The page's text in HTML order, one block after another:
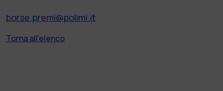
borse.premi@polimi.it
Torna all'elenco